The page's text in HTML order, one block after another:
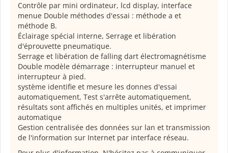
Contrôle par mini ordinateur, lcd display, interface
menue Double méthodes d'essai : méthode a et
méthode B.
Éclairage spécial interne, Serrage et libération
d'éprouvette pneumatique.
Serrage et libération de falling dart électromagnétisme
Double modèle démarrage : interrupteur manuel et
interrupteur à pied.
système identifie et mesure les donnes d'essai
automatiquement, Test s'arrête automatiquement,
résultats sont affichés en multiples unités, et imprimer
automatique
Gestion centralisée des données sur lan et transmission
de l'information sur Internet par interface réseau.